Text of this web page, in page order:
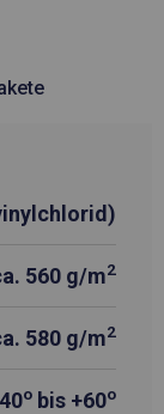
560 g/m2
580 g/m2
o bis +60o